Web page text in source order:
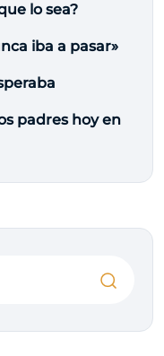
lo sea?
iba a pasar»
padres hoy en